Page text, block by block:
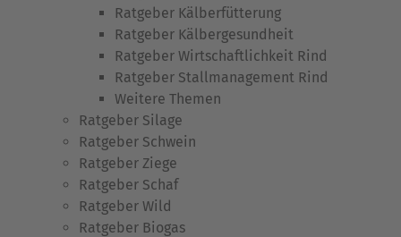
Ratgeber Kälberfütterung
Ratgeber Kälbergesundheit
Ratgeber Wirtschaftlichkeit Rind
Ratgeber Stallmanagement Rind
Weitere Themen
Ratgeber Silage
Ratgeber Schwein
Ratgeber Ziege
Ratgeber Schaf
Ratgeber Wild
Ratgeber Biogas